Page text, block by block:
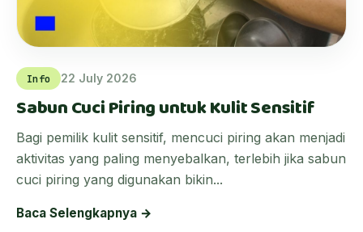
Info 22 July 2026
Sabun Cuci Piring untuk Kulit Sensitif
Bagi pemilik kulit sensitif, mencuci piring akan menjadi
aktivitas yang paling menyebalkan, terlebih jika sabun
cuci piring yang digunakan bikin...
Baca Selengkapnya →